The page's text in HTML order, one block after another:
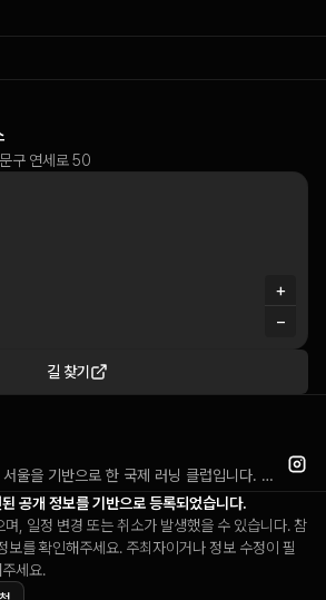
+1
구 연세로 50
+
−
길 찾기
Seoul Flyers는 서울을 기반으로 한 국제 러닝 클럽입니다. 모든 수준의 러너들에게 무료로 개방되어 있으며, 국제적인 커뮤니티를 형성하고 있습니다. 정기적인 그룹 러닝 활동을 통해 서울 내 다양한 지역에서 함께 달리며 건강한 러닝 문화를 만들어가고 있습니다. 누구나 참여 가능한 열린 커뮤니티로 러닝을 통한 교류와 네트워킹을 장려합니다.
공개 정보를 기반으로 등록되었습니다.
, 일정 변경 또는 취소가 발생했을 수 있습니다. 참
보를 확인해주세요. 주최자이거나 정보 수정이 필
세요.